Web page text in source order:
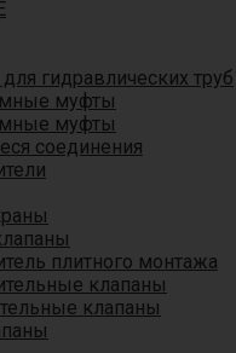
гидравлических труб
муфты
муфты
соединения
плитного монтажа
клапаны
клапаны